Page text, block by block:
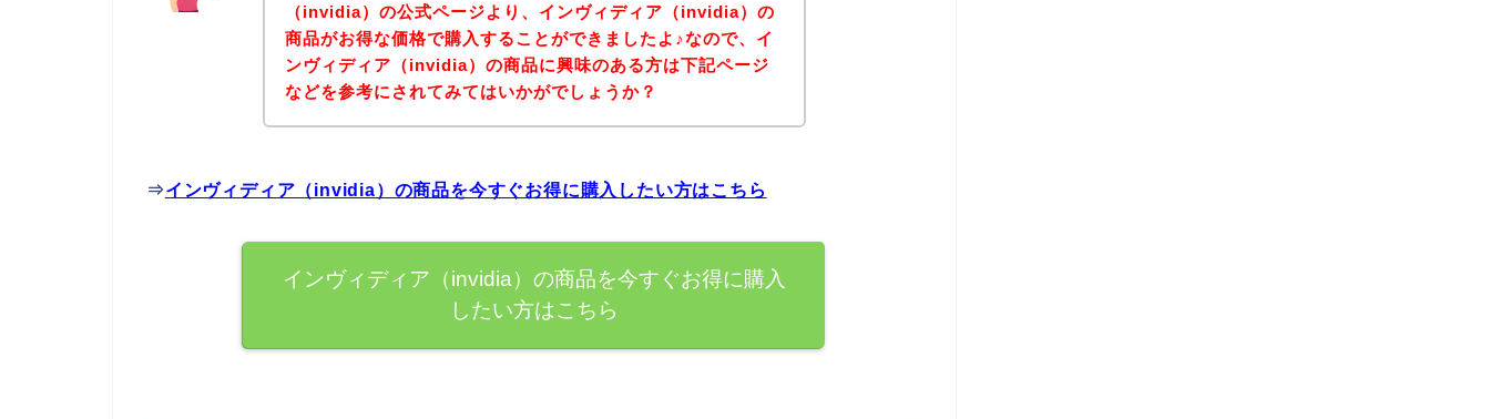
（invidia）の公式ページより、インヴィディア（invidia）の
商品がお得な価格で購入することができましたよ♪なので、イ
ンヴィディア（invidia）の商品に興味のある方は下記ページ
などを参考にされてみてはいかがでしょうか？
⇒インヴィディア（invidia）の商品を今すぐお得に購入したい方はこちら
インヴィディア（invidia）の商品を今すぐお得に購入
したい方はこちら